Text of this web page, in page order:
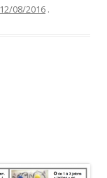
12/08/2016 .